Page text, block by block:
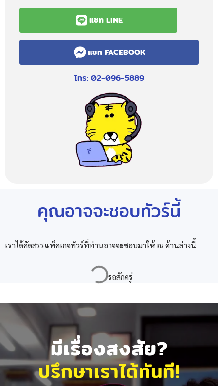
แชท LINE
แชท FACEBOOK
โทร: 02-096-5889
คุณอาจจะชอบทัวร์นี้
เราได้คัดสรรแพ็คเกจทัวร์ที่ท่านอาจจะชอบมาให้ ณ ด้านล่างนี้
มีเรื่องสงสัย?
ปรึกษาเราได้ทันที!